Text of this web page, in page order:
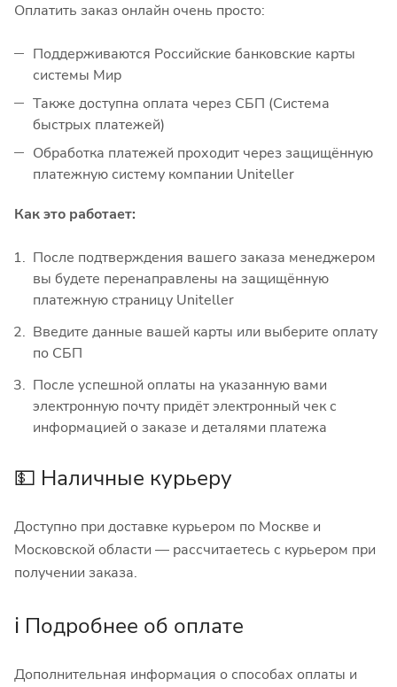
Оплатить заказ онлайн очень просто:
Поддерживаются Российские банковские карты
системы Мир
Также доступна оплата через СБП (Система
быстрых платежей)
Обработка платежей проходит через защищённую
платежную систему компании Uniteller
Как это работает:
После подтверждения вашего заказа менеджером
вы будете перенаправлены на защищённую
платежную страницу Uniteller
Введите данные вашей карты или выберите оплату
по СБП
После успешной оплаты на указанную вами
электронную почту придёт электронный чек с
информацией о заказе и деталями платежа
💵 Наличные курьеру
Доступно при доставке курьером по Москве и
Московской области — рассчитаетесь с курьером при
получении заказа.
ℹ️ Подробнее об оплате
Дополнительная информация о способах оплаты и